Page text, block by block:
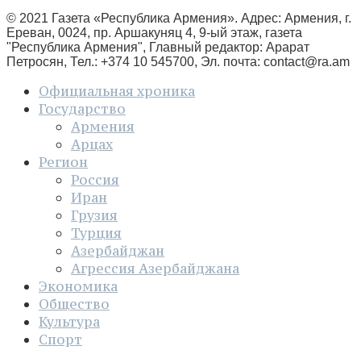
© 2021 Газета «Республика Армения». Адрес: Армения, г.
Ереван, 0024, пр. Аршакуняц 4, 9-ый этаж, газета
"Республика Армения", Главный редактор: Арарат
Петросян, Тел.: +374 10 545700, Эл. почта: contact@ra.am
Официальная хроника
Государство
Армения
Арцах
Регион
Россия
Иран
Грузия
Турция
Азербайджан
Агрессия Азербайджана
Экономика
Общество
Культура
Спорт